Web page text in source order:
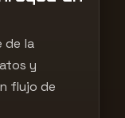
de la
y
flujo de